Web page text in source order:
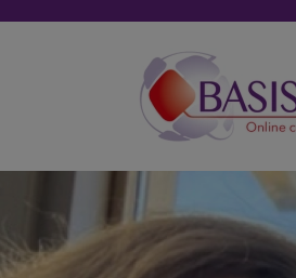
Skip to main content